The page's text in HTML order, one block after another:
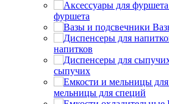
фуршета
напитков
сыпучих
мельницы для специй